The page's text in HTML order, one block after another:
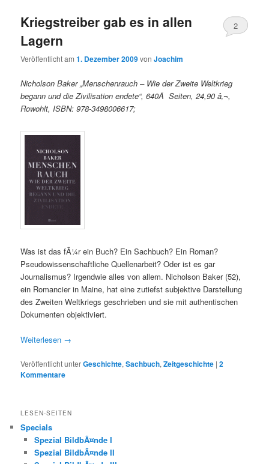
Kriegstreiber gab es in allen
Lagern
Veröffentlicht am1. Dezember 2009vonJoachim
2
Nicholson Baker „Menschenrauch – Wie der Zweite Weltkrieg
begann und die Zivilisation endete“, 640Â Seiten, 24,90 â‚¬,
Rowohlt, ISBN: 978-3498006617;
Was ist das fÃ¼r ein Buch? Ein Sachbuch? Ein Roman?
Pseudowissenschaftliche Quellenarbeit? Oder ist es gar
Journalismus? Irgendwie alles von allem. Nicholson Baker (52),
ein Romancier in Maine, hat eine zutiefst subjektive Darstellung
des Zweiten Weltkriegs geschrieben und sie mit authentischen
Dokumenten objektiviert.
Weiterlesen →
Veröffentlicht unterGeschichte,Sachbuch,Zeitgeschichte |2
Kommentare
LESEN-SEITEN
Specials
Spezial BildbÃ¤nde I
Spezial BildbÃ¤nde II